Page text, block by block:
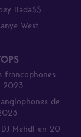
Bada$$
West
francophones
2023
de
Mehdi en 20